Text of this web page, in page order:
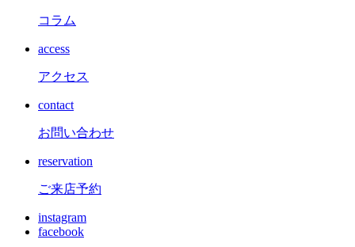
コラム
access
アクセス
contact
お問い合わせ
reservation
ご来店予約
instagram
facebook